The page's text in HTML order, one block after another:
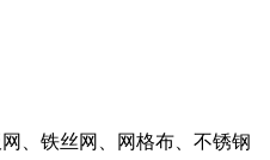
、铁丝网、网格布、不锈钢